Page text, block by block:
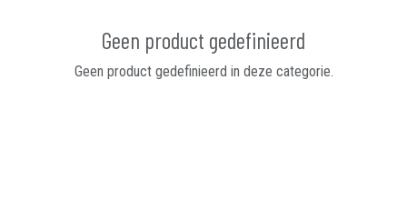
Geen product gedefinieerd
Geen product gedefinieerd in deze categorie.